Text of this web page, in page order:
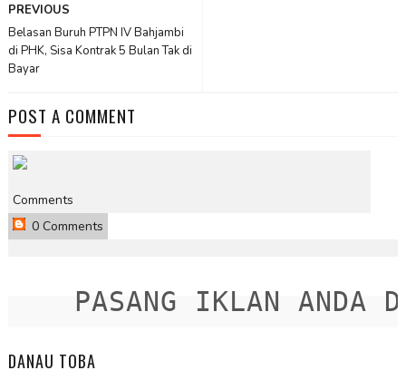
PREVIOUS
Belasan Buruh PTPN IV Bahjambi
di PHK, Sisa Kontrak 5 Bulan Tak di
Bayar
POST A COMMENT
Comments
0 Comments
PASANG IKLAN ANDA
DANAU TOBA